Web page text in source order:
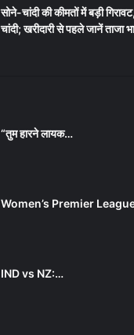
सोने-चांदी की कीमतों में बड़ी
चांदी; खरीदारी से पहले जानें ताजा
“तुम हारने लायक…
Women’s Premier
IND vs NZ:…